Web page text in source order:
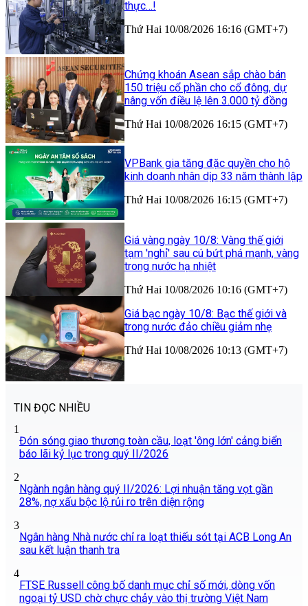
thực…!
Thứ Hai 10/08/2026 16:16 (GMT+7)
Chứng khoán Asean sắp chào bán
150 triệu cổ phần cho cổ đông, dự
nâng vốn điều lệ lên 3.000 tỷ đồng
Thứ Hai 10/08/2026 16:15 (GMT+7)
VPBank gia tăng đặc quyền cho hộ
kinh doanh nhân dịp 33 năm thành lập
Thứ Hai 10/08/2026 16:15 (GMT+7)
Giá vàng ngày 10/8: Vàng thế giới
tạm 'nghỉ' sau cú bứt phá mạnh, vàng
trong nước hạ nhiệt
Thứ Hai 10/08/2026 10:16 (GMT+7)
Giá bạc ngày 10/8: Bạc thế giới và
trong nước đảo chiều giảm nhẹ
Thứ Hai 10/08/2026 10:13 (GMT+7)
TIN ĐỌC NHIỀU
1
Đón sóng giao thương toàn cầu, loạt 'ông lớn' cảng biển
báo lãi kỷ lục trong quý II/2026
2
Ngành ngân hàng quý II/2026: Lợi nhuận tăng vọt gần
28%, nợ xấu bộc lộ rủi ro trên diện rộng
3
Ngân hàng Nhà nước chỉ ra loạt thiếu sót tại ACB Long An
sau kết luận thanh tra
4
FTSE Russell công bố danh mục chỉ số mới, dòng vốn
ngoại tỷ USD chờ chực chảy vào thị trường Việt Nam